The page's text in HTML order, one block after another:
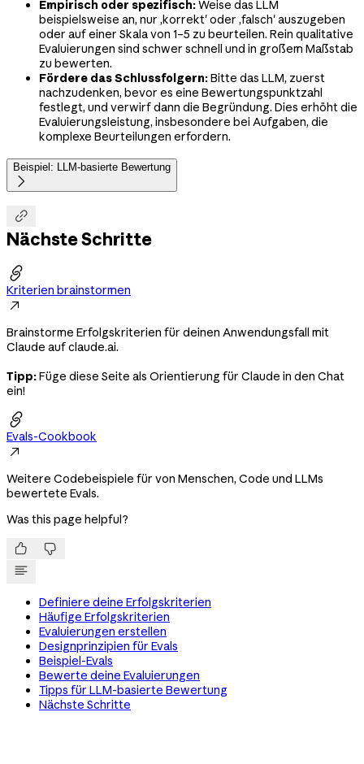
Empirisch oder spezifisch:Weise das LLM
beispielsweise an, nur ‚korrekt' oder ‚falsch' auszugeben
oder auf einer Skala von 1–5 zu beurteilen. Rein qualitative
Evaluierungen sind schwer schnell und in großem Maßstab
zu bewerten.
Fördere das Schlussfolgern:Bitte das LLM, zuerst
nachzudenken, bevor es eine Bewertungspunktzahl
festlegt, und verwirf dann die Begründung. Dies erhöht die
Evaluierungsleistung, insbesondere bei Aufgaben, die
komplexe Beurteilungen erfordern.
Beispiel: LLM-basierte Bewertung


Nächste Schritte

Kriterien brainstormen

Brainstorme Erfolgskriterien für deinen Anwendungsfall mit
Claude auf claude.ai.
Tipp:Füge diese Seite als Orientierung für Claude in den Chat
ein!

Evals-Cookbook

Weitere Codebeispiele für von Menschen, Code und LLMs
bewertete Evals.
Was this page helpful?
 
Definiere deine Erfolgskriterien
Häufige Erfolgskriterien
Evaluierungen erstellen
Designprinzipien für Evals
Beispiel-Evals
Bewerte deine Evaluierungen
Tipps für LLM-basierte Bewertung
Nächste Schritte